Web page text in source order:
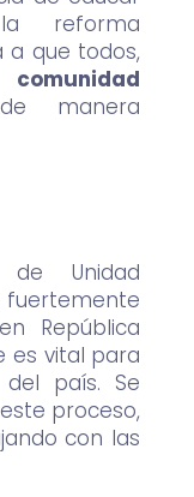
reforma
a que todos,
comunidad
manera
de Unidad
fuertemente
República
es vital para
país. Se
proceso,
con las